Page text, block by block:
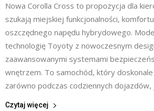
Nowa Corolla Cross to propozycja dla
szukają miejskiej funkcjonalności,
oszczędnego napędu hybrydowego.
technologię Toyoty z nowoczesnym
zaawansowanymi systemami
wnętrzem. To samochód, który
zarówno podczas codziennych dojazdów,
Czytaj więcej